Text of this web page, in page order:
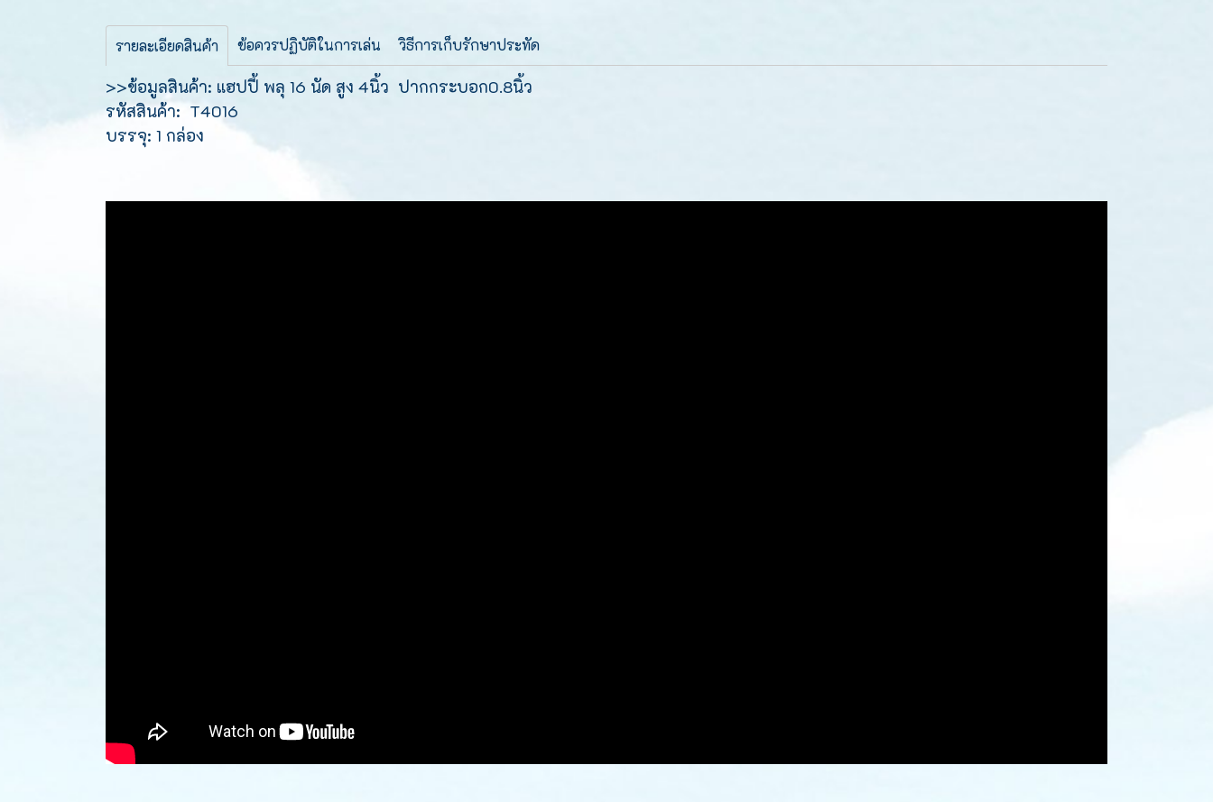
รายละเอียดสินค้า ข้อควรปฏิบัติในการเล่น วิธีการเก็บรักษาประทัด
>>ข้อมูลสินค้า: แฮปปี้ พลุ 16 นัด สูง 4นิ้ว ปากกระบอก0.8นิ้ว
รหัสสินค้า: T4016
บรรจุ: 1 กล่อง